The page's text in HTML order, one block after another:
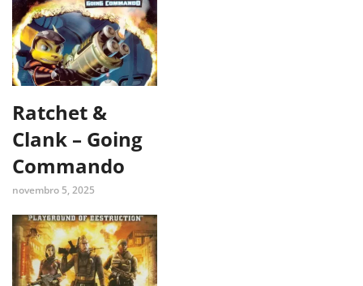
Ratchet &
Clank – Going
Commando
novembro 5, 2025